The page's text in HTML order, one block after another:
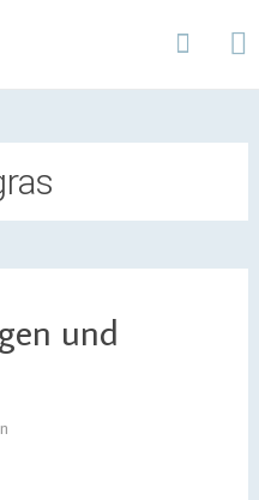
Art zu Leben | Sophia
und